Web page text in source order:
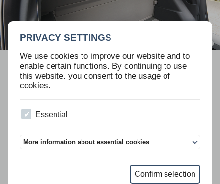
PRIVACY SETTINGS
We use cookies to improve our website and to
enable certain functions. By continuing to use
this website, you consent to the usage of
cookies.
Essential
More information about essential cookies
Confirm selection
Skip
navigation
越野车 轿车 拉伸的豪华轿车 跑车 OEM
基于林肯领航员
提供 4 级 A-Kip“手枪级”防弹和 6 级 可根据客户要求提供多种选装和设
全球认证。